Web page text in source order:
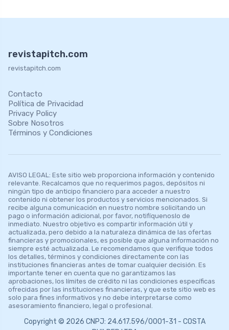
revistapitch.com
revistapitch.com
Contacto
Política de Privacidad
Privacy Policy
Sobre Nosotros
Términos y Condiciones
AVISO LEGAL: Este sitio web proporciona información y contenido
relevante. Recalcamos que no requerimos pagos, depósitos ni
ningún tipo de anticipo financiero para acceder a nuestro
contenido ni obtener los productos y servicios mencionados. Si
recibe alguna comunicación en nuestro nombre solicitando un
pago o información adicional, por favor, notifíquenoslo de
inmediato. Nuestro objetivo es compartir información útil y
actualizada, pero debido a la naturaleza dinámica de las ofertas
financieras y promocionales, es posible que alguna información no
siempre esté actualizada. Le recomendamos que verifique todos
los detalles, términos y condiciones directamente con las
instituciones financieras antes de tomar cualquier decisión. Es
importante tener en cuenta que no garantizamos las
aprobaciones, los límites de crédito ni las condiciones específicas
ofrecidas por las instituciones financieras, y que este sitio web es
solo para fines informativos y no debe interpretarse como
asesoramiento financiero, legal o profesional.
Copyright © 2026 CNPJ: 24.617.596/0001-31 - COSTA